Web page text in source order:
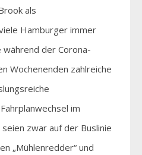
als
Hamburger immer
der Corona-
Wochenenden zahlreiche
im
zwar auf der Buslinie
„Mühlenredder“ und